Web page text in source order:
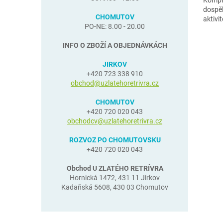
CHOMUTOV
PO-NE: 8.00 - 20.00
INFO O ZBOŽÍ A OBJEDNÁVKÁCH
JIRKOV
+420 723 338 910
obchod@uzlatehoretrivra.cz
CHOMUTOV
+420 720 020 043
obchodcv@uzlatehoretrivra.cz
ROZVOZ PO CHOMUTOVSKU
+420 720 020 043
Obchod U ZLATÉHO RETRÍVRA
Hornická 1472, 431 11 Jirkov
Kadaňská 5608, 430 03 Chomutov